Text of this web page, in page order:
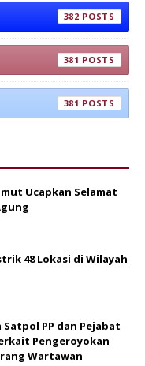
382
381
381
Ucapkan Selamat
48 Lokasi di Wilayah
PP dan Pejabat
Pengeroyokan
Wartawan